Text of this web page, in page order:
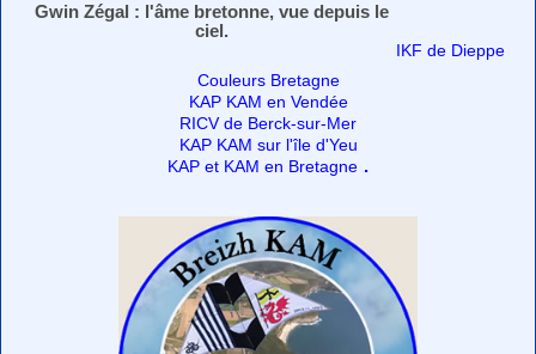
Gwin Zégal : l'âme bretonne, vue depuis le
ciel.
IKF de Dieppe
Couleurs Bretagne
KAP KAM en Vendée
RICV de Berck-sur-Mer
KAP KAM sur l'île d'Yeu
KAP et KAM en Bretagne .